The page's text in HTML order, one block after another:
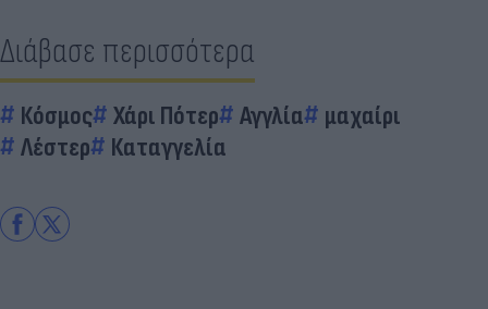
Διάβασε περισσότερα
Κόσμος Χάρι Πότερ Αγγλία
μαχαίρι
Λέστερ
Καταγγελία